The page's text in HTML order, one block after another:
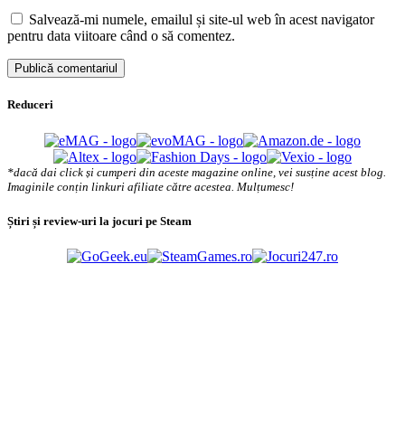
Salvează-mi numele, emailul și site-ul web în acest navigator
pentru data viitoare când o să comentez.
Reduceri
*dacă dai click și cumperi din aceste magazine online, vei susține acest blog.
Imaginile conțin linkuri afiliate către acestea. Mulțumesc!
Știri și review-uri la jocuri pe Steam